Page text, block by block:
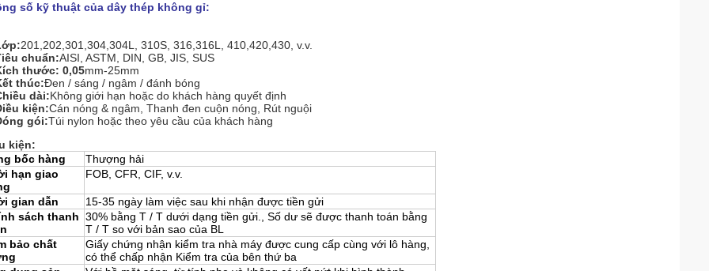
số kỹ thuật của dây thép không gỉ:
201,202,301,304,304L, 310S, 316,316L, 410,420,430, v.v.
chuẩn:AISI, ASTM, DIN, GB, JIS, SUS
thước: 0,05mm-25mm
thúc:Đen / sáng / ngâm / đánh bóng
dài:Không giới hạn hoặc do khách hàng quyết định
kiện:Cán nóng & ngâm, Thanh đen cuộn nóng, Rút nguội
gói:Túi nylon hoặc theo yêu cầu của khách hàng
kiện:
bốc hàng
Thượng hải
hạn giao
FOB, CFR, CIF, v.v.
gian dẫn
15-35 ngày làm việc sau khi nhận được tiền gửi
sách thanh 30% bằng T / T dưới dạng tiền gửi., Số dư sẽ được thanh toán bằng
T / T so với bản sao của BL
bảo chất
Giấy chứng nhận kiểm tra nhà máy được cung cấp cùng với lô hàng,
có thể chấp nhận Kiểm tra của bên thứ ba